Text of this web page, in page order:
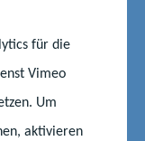
für die
Vimeo
Um
aktivieren
durch das
mit Ministerin